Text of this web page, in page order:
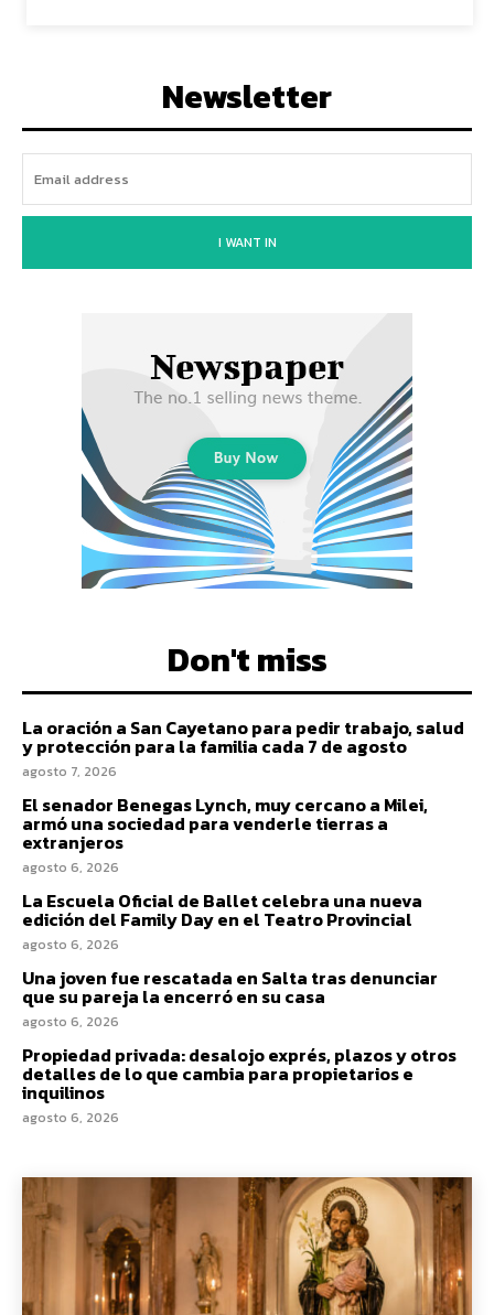
Newsletter
I WANT IN
Don't miss
La oración a San Cayetano para pedir trabajo, salud
y protección para la familia cada 7 de agosto
agosto 7, 2026
El senador Benegas Lynch, muy cercano a Milei,
armó una sociedad para venderle tierras a
extranjeros
agosto 6, 2026
La Escuela Oficial de Ballet celebra una nueva
edición del Family Day en el Teatro Provincial
agosto 6, 2026
Una joven fue rescatada en Salta tras denunciar
que su pareja la encerró en su casa
agosto 6, 2026
Propiedad privada: desalojo exprés, plazos y otros
detalles de lo que cambia para propietarios e
inquilinos
agosto 6, 2026